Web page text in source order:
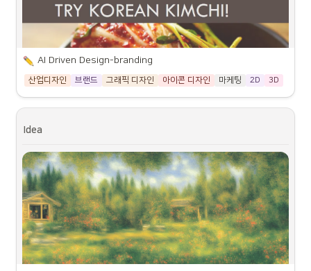
AI Driven Design-branding
산업디자인 브랜드 그래픽 디자인 아이콘 디자인 마케팅 2D 3D
Idea